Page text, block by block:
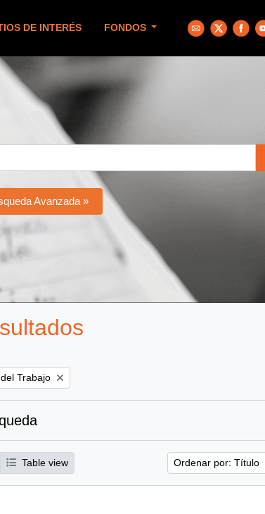
DE INTERÉS FONDOS
Avanzada »
Trabajo
Table view Ordenar por: Título